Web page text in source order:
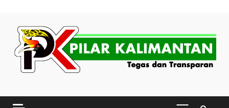
content